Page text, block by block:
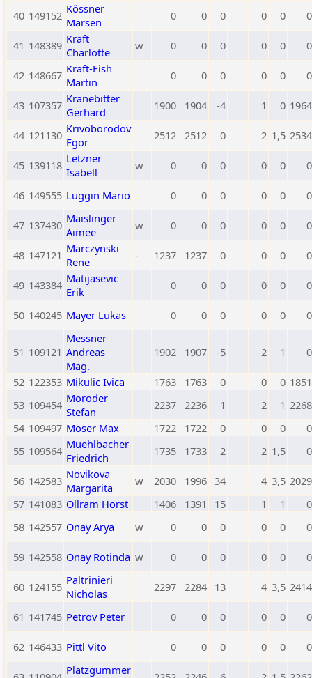
40 149152 Kössner
Marsen
0 0 0 0 0 0
41 148389 Kraft
Charlotte
w 0 0 0 0 0 0
42 148667 Kraft-Fish
Martin
0 0 0 0 0 0
43 107357 Kranebitter
Gerhard
1900 1904 -4 1 0 1964
44 121130 Krivoborodov
Egor
2512 2512 0 2 1,5 2534
45 139118 Letzner
Isabell
w 0 0 0 0 0 0
46 149555 Luggin Mario 0 0 0 0 0 0
47 137430 Maislinger
Aimee
w 0 0 0 0 0 0
48 147121 Marczynski
Rene
- 1237 1237 0 0 0 0
49 143384 Matijasevic
Erik
0 0 0 0 0 0
50 140245 Mayer Lukas 0 0 0 0 0 0
51 109121
Messner
Andreas
Mag.
1902 1907 -5 2 1 0
52 122353 Mikulic Ivica 1763 1763 0 0 0 1851
53 109454 Moroder
Stefan
2237 2236 1 2 1 2268
54 109497 Moser Max 1722 1722 0 0 0
0
55 109564 Muehlbacher
Friedrich
1735 1733 2 2 1,5 0
56 142583 Novikova
Margarita
w 2030 1996 34 4 3,5 2029
57 141083 Ollram Horst 1406 1391 15 1 1
0
58 142557 Onay Arya w 0 0 0 0 0 0
59 142558 Onay Rotinda w 0 0 0 0 0 0
60 124155 Paltrinieri
Nicholas
2297 2284 13 4 3,5 2414
61 141745 Petrov Peter 0 0 0 0 0 0
62 146433 Pittl Vito 0 0 0 0 0 0
Platzgummer